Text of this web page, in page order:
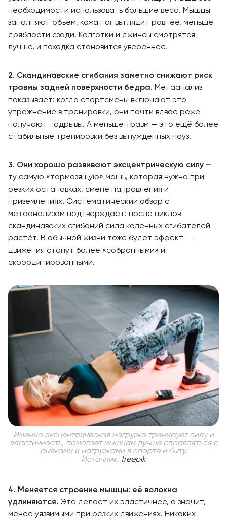
необходимости использовать большие веса. Мышцы
заполняют объём, кожа ног выглядит ровнее, меньше
дряблости сзади. Колготки и джинсы смотрятся
лучше, и походка становится увереннее.
2. Скандинавские сгибания заметно снижают риск
травмы задней поверхности бедра. Метаанализ
показывает: когда спортсмены включают это
упражнение в тренировки, они почти вдвое реже
получают надрывы. А меньше травм — это ещё более
стабильные тренировки без вынужденных пауз.
3. Они хорошо развивают эксцентрическую силу —
ту самую «тормозящую» мощь, которая нужна при
резких остановках, смене направления и
приземлениях. Систематический обзор с
метаанализом подтверждает: после циклов
скандинавских сгибаний сила коленных сгибателей
растёт. В обычной жизни тоже будет эффект —
движения станут более «собранными» и
скоординированными.
Именно эксцентрическая нагрузка тренирует силу и
эластичность, помогает мышцам лучше справляться с
рывками и нагрузками в спорте и быту.
Источник:freepik
4. Меняется строение мышцы: её волокна
удлиняются. Это делает их эластичнее, а значит,
менее уязвимыми при резких движениях. Никаких